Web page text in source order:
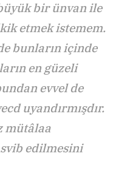
bir ünvan ile
etmek istemem.
bunların içinde
en güzeli
evvel de
uyandırmışdır.
mütâlaa
edilmesini